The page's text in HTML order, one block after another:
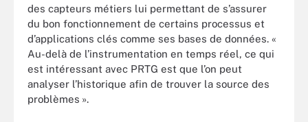
des capteurs métiers lui permettant de s’assurer
du bon fonctionnement de certains processus et
d’applications clés comme ses bases de données. «
Au-delà de l’instrumentation en temps réel, ce qui
est intéressant avec PRTG est que l’on peut
analyser l’historique afin de trouver la source des
problèmes ».